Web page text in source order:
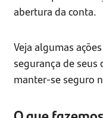
abertura da conta.
Veja algumas
segurança de seus
manter-se seguro